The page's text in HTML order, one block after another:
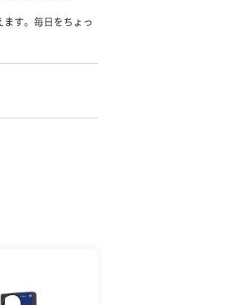
す。毎日をちょっ